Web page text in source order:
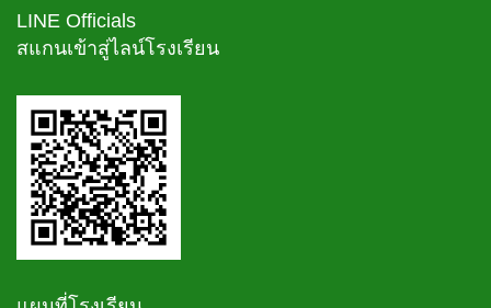
LINE Officials
สแกนเข้าสู่ไลน์โรงเรียน